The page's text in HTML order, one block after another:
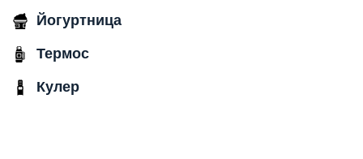
Йогуртница
Термос
Кулер